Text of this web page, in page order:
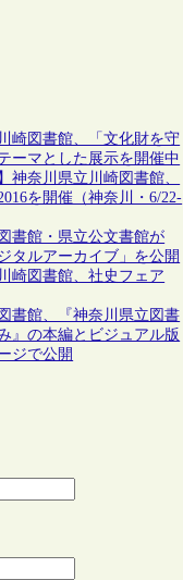
崎図書館、「文化財を守
ーマとした展示を開催中
神奈川県立川崎図書館、
を開催（神奈川・6/22-
書館・県立公文書館が
タルアーカイブ」を公開
崎図書館、社史フェア
書館、『神奈川県立図書
』の本編とビジュアル版
ジで公開